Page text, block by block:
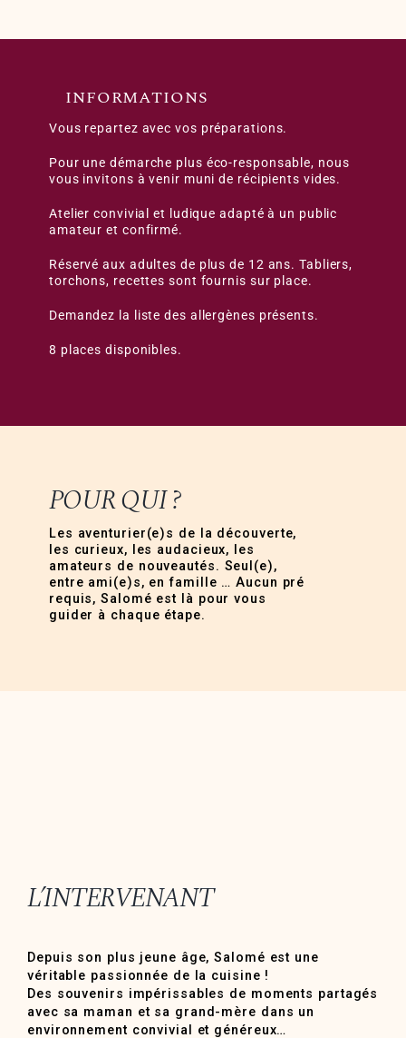
INFORMATIONS
Vous repartez avec vos préparations.
Pour une démarche plus éco-responsable, nous
vous invitons à venir muni de récipients vides.
Atelier convivial et ludique adapté à un public
amateur et confirmé.
Réservé aux adultes de plus de 12 ans. Tabliers,
torchons, recettes sont fournis sur place.
Demandez la liste des allergènes présents.
8 places disponibles.
POUR QUI ?
Les aventurier(e)s de la découverte,
les curieux, les audacieux, les
amateurs de nouveautés. Seul(e),
entre ami(e)s, en famille … Aucun pré
requis, Salomé est là pour vous
guider à chaque étape.
L’INTERVENANT
Depuis son plus jeune âge, Salomé est une
véritable passionnée de la cuisine !
Des souvenirs impérissables de moments partagés
avec sa maman et sa grand-mère dans un
environnement convivial et généreux…